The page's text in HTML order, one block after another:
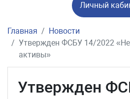
Личный
Главная
Новости
Утвержден ФСБУ 14/2022
активы»
Утвержден